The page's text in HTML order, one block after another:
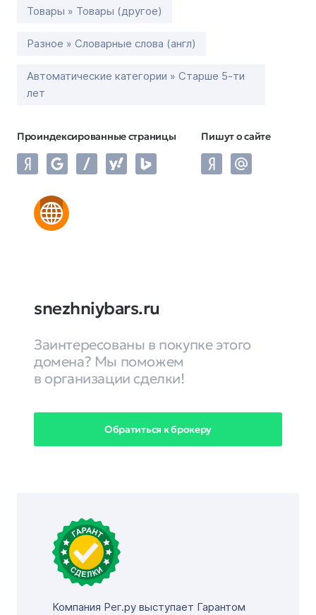
Товары » Товары (другое)
Разное » Словарные слова (англ)
Автоматические категории » Старше 5-ти
лет
Проиндексированные страницы Пишут о сайте
snezhniybars.ru
Заинтересованы в покупке этого
домена? Мы поможем
в организации сделки!
Обратиться к брокеру
Компания Рег.ру выступает Гарантом